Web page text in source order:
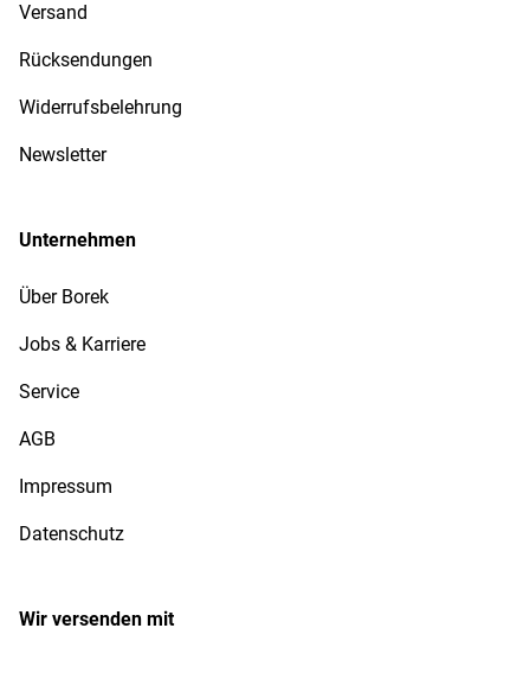
Versand
Rücksendungen
Widerrufsbelehrung
Newsletter
Unternehmen
Über Borek
Jobs & Karriere
Service
AGB
Impressum
Datenschutz
Wir versenden mit